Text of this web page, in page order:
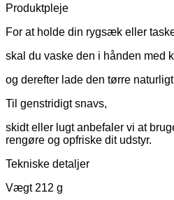
Produktpleje
For at holde din rygsæk eller
skal du vaske den i hånden med
og derefter lade den tørre
Til genstridigt snavs,
skidt eller lugt anbefaler vi at
rengøre og opfriske dit udstyr.
Tekniske detaljer
Vægt 212 g